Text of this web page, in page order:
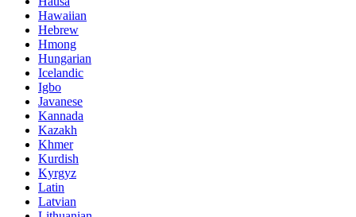
Hawaiian
Hebrew
Hmong
Hungarian
Icelandic
Igbo
Javanese
Kannada
Kazakh
Khmer
Kurdish
Kyrgyz
Latin
Latvian